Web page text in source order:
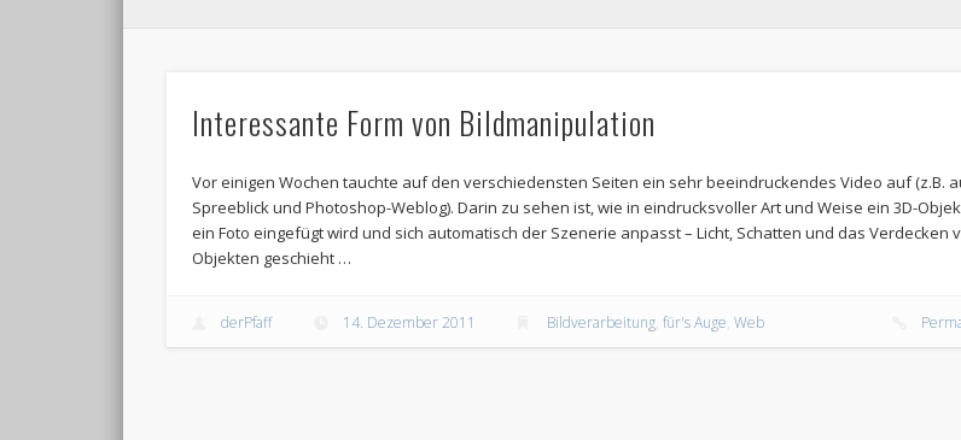
Interessante Form von Bildmanipulation
Vor einigen Wochen tauchte auf den verschiedensten Seiten ein sehr beeindruckendes Video auf (z.B.
Spreeblick und Photoshop-Weblog). Darin zu sehen ist, wie in eindrucksvoller Art und Weise ein 3D-
ein Foto eingefügt wird und sich automatisch der Szenerie anpasst – Licht, Schatten und das Verdecken
Objekten geschieht …
derPfaff 14. Dezember 2011 Bildverarbeitung, für's Auge, Web